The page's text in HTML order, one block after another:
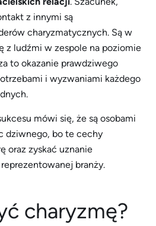
z innymi są
charyzmatycznych. Są w
z ludźmi w zespole na poziomie
to okazanie prawdziwego
i wyzwaniami każdego
mówi się, że są osobami
dziwnego, bo te cechy
oraz zyskać uznanie
branży.
charyzmę?